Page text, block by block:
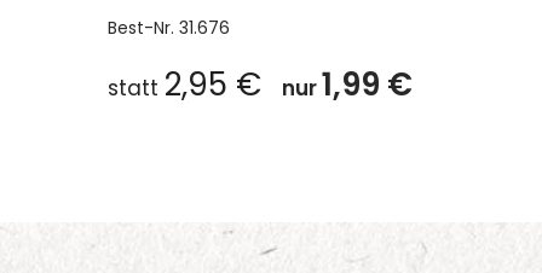
Best-Nr. 31.676
statt 2,95 € nur1,99 €